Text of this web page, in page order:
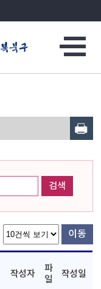
검색
이동
작성자
파
일
작성일